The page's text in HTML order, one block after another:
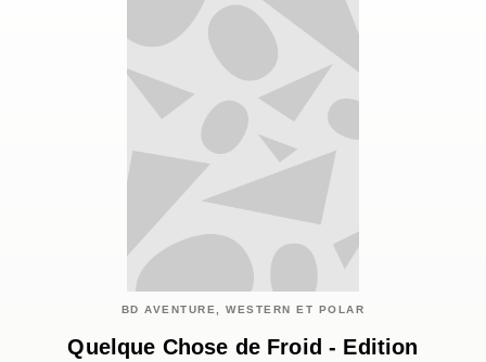
BD AVENTURE, WESTERN ET POLAR
Quelque Chose de Froid - Edition